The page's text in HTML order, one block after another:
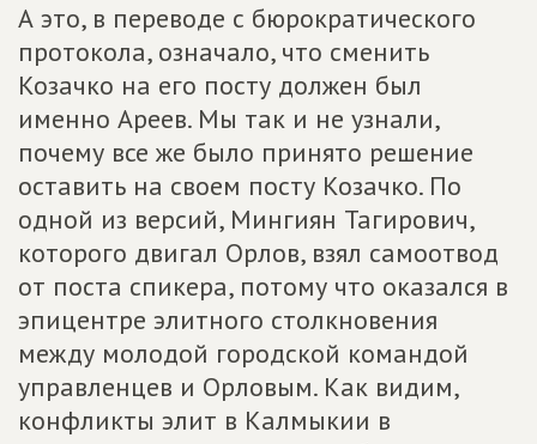
А это, в переводе с бюрократического
протокола, означало, что сменить
Козачко на его посту должен был
именно Ареев. Мы так и не узнали,
почему все же было принято решение
оставить на своем посту Козачко. По
одной из версий, Мингиян Тагирович,
которого двигал Орлов, взял самоотвод
от поста спикера, потому что оказался в
эпицентре элитного столкновения
между молодой городской командой
управленцев и Орловым. Как видим,
конфликты элит в Калмыкии в